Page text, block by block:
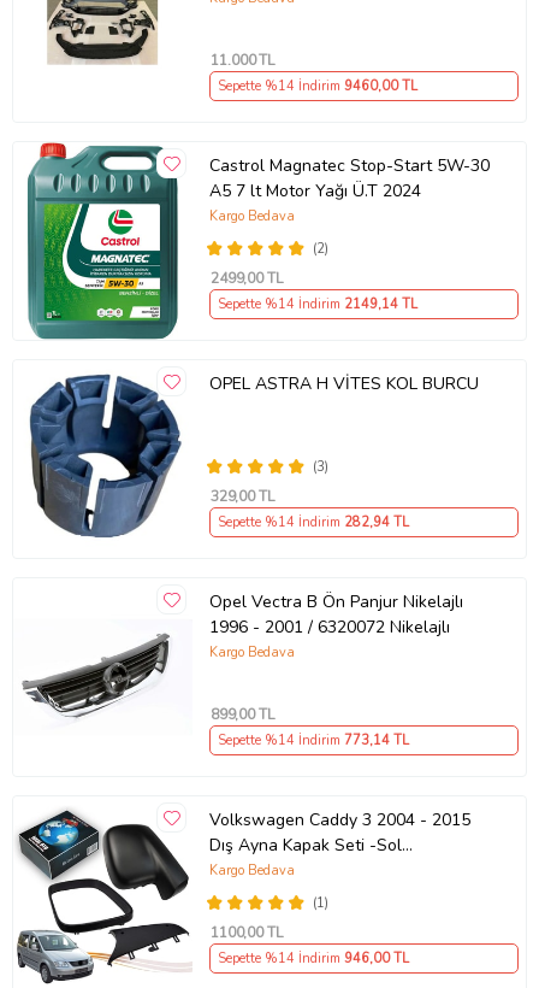
11.000TL
Sepette %14 İndirim 9460,00 TL
Castrol Magnatec Stop-Start 5W-30
A5 7 lt Motor Yağı Ü.T 2024
(2)
Kargo Bedava
2499,00 TL
Sepette %14 İndirim 2149,14 TL
OPEL ASTRA H VİTES KOL BURCU
(3)
329,00 TL
Sepette %14 İndirim 282,94 TL
Opel Vectra B Ön Panjur Nikelajlı
1996 - 2001 / 6320072 Nikelajlı
Kargo Bedava
899,00 TL
Sepette %14 İndirim 773,14 TL
Volkswagen Caddy 3 2004 - 2015
Dış Ayna Kapak Seti -Sol
7E18575289 B9
(1)
Kargo Bedava
1100,00 TL
Sepette %14 İndirim 946,00 TL